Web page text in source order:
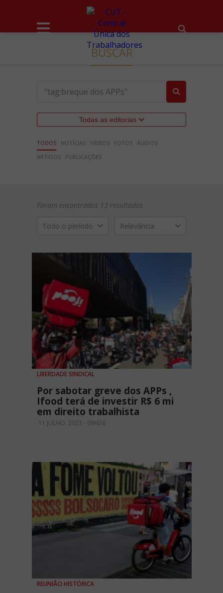
BUSCAR
Todas as editorias
TODOS NOTÍCIAS VÍDEOS FOTOS ÁUDIOS
ARTIGOS
PUBLICAÇÕES
Foram encontrados 13 resultados
Todo o período Relevância
LIBERDADE SINDICAL
Por sabotar greve dos APPs ,
Ifood terá de investir R$ 6 mi
em direito trabalhista
11 JULHO, 2023 - 09H28
REUNIÃO HISTÓRICA